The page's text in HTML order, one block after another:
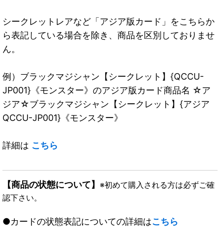
シークレットレアなど「アジア版カード」をこちらか
ら表記している場合を除き、商品を区別しておりませ
ん。
例）ブラックマジシャン【シークレット】{QCCU-
JP001}《モンスター》のアジア版カード商品名 ☆ア
ジア☆ブラックマジシャン【シークレット】{アジア
QCCU-JP001}《モンスター》
詳細は こちら
【商品の状態について】 ※初めて購入される方は必ずご確
認下さい。
●カードの状態表記についての詳細はこちら